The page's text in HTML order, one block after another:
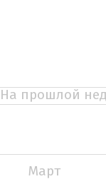
На прошлой
Март